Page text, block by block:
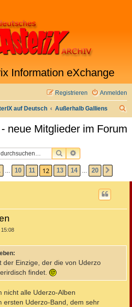
Information eXchange
Anmelden
Registrieren
auf Deutsch Außerhalb Galliens
neue Mitglieder im Forum
SUCHEERWEITERTE
VON 20
10 11 12 13 14 20
der Einzige, der die von Uderzo
findet.
nicht alle Uderzo-Alben
ersten Uderzo-Band, dem sehr